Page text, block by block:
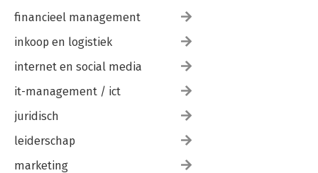
financieel management
inkoop en logistiek
internet en social media
it-management / ict
juridisch
leiderschap
marketing